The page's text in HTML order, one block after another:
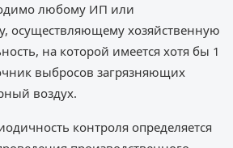
любому ИП или
осуществляющему хозяйственную
на которой имеется хотя бы 1
выбросов загрязняющих
воздух.
контроля определяется